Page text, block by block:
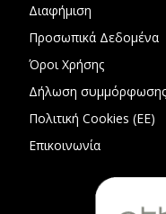
Διαφήμιση
Προσωπικά Δεδομένα
Όροι Χρήσης
Δήλωση
Πολιτική Cookies (ΕΕ)
Επικοινωνία